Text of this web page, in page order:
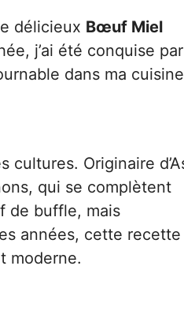
délicieux Bœuf Miel
j’ai été conquise par
dans ma
Originaire
qui se complètent
de buffle, mais
années, cette recette
moderne.